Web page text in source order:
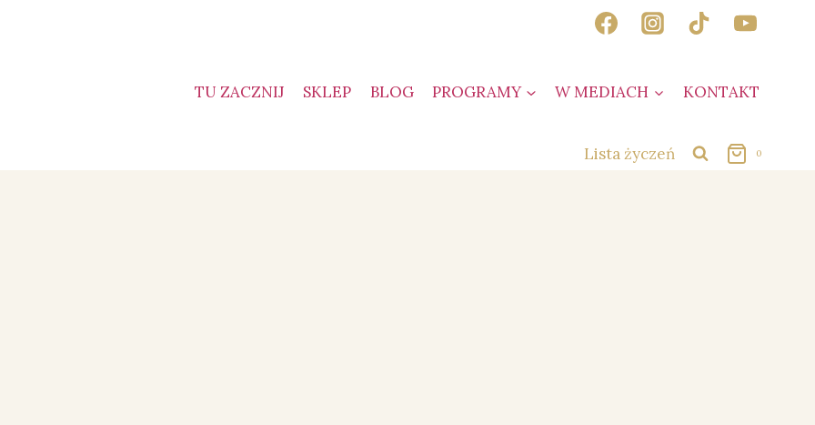
TU ZACZNIJ
SKLEP BLOG PROGRAMY W MEDIACH KONTAKT
Lista życzeń 0